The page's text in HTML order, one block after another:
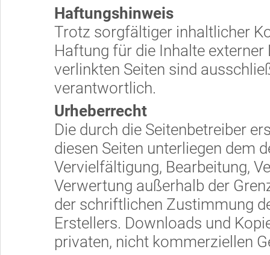
Haftungshinweis
Trotz sorgfältiger inhaltlicher
Haftung für die Inhalte externer
verlinkten Seiten sind
verantwortlich.
Urheberrecht
Die durch die Seitenbetreiber
diesen Seiten unterliegen dem
Vervielfältigung, Bearbeitung,
Verwertung außerhalb der
der schriftlichen Zustimmung
Erstellers. Downloads und
privaten, nicht kommerziellen